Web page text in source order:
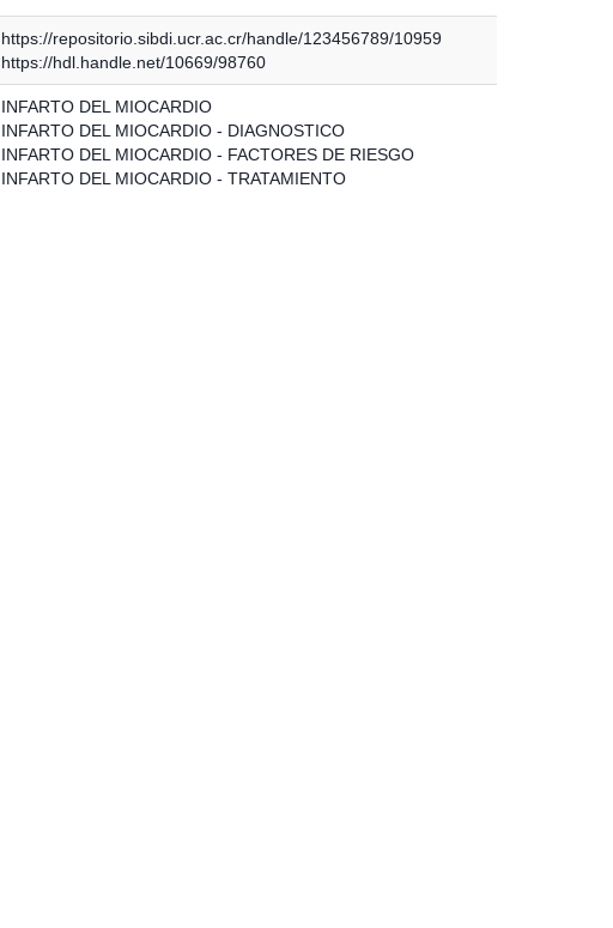
https://repositorio.sibdi.ucr.ac.cr/handle/123456789/10959
https://hdl.handle.net/10669/98760
INFARTO DEL MIOCARDIO
INFARTO DEL MIOCARDIO - DIAGNOSTICO
INFARTO DEL MIOCARDIO - FACTORES DE RIESGO
INFARTO DEL MIOCARDIO - TRATAMIENTO